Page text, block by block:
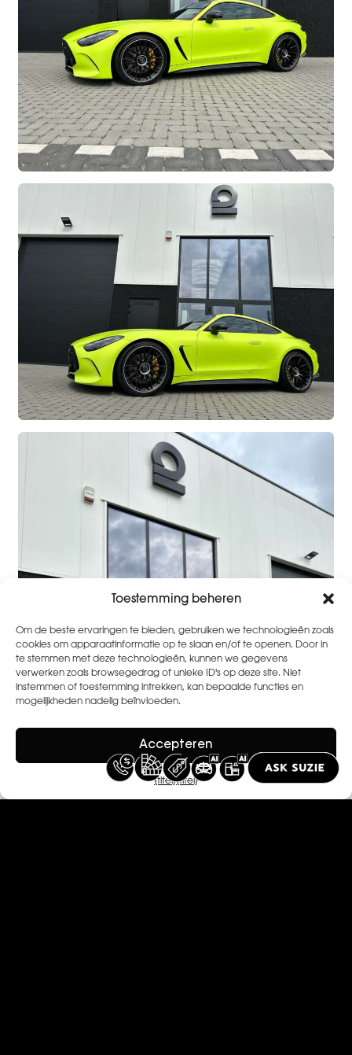
Toestemming beheren
Om de beste ervaringen te bieden, gebruiken we technologieën zoals
cookies om apparaatinformatie op te slaan en/of te openen. Door in
te stemmen met deze technologieën, kunnen we gegevens
verwerken zoals browsegedrag of unieke ID's op deze site. Niet
instemmen of toestemming intrekken, kan bepaalde functies en
mogelijkheden nadelig beïnvloeden.
Accepteren
{titel}{titel}